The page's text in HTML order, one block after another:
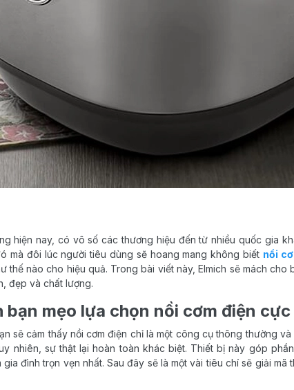
hiện nay, có vô số các thương hiệu đến từ nhiều quốc gia
mà đôi lúc người tiêu dùng sẽ hoang mang không biết nồi
thế nào cho hiệu quả. Trong bài viết này, Elmich sẽ mách cho
đẹp và chất lượng.
bạn mẹo lựa chọn nồi cơm điện cực
sẽ cảm thấy nồi cơm điện chỉ là một công cụ thông thường
nhiên, sự thật lại hoàn toàn khác biệt. Thiết bị này góp
gia đình trọn vẹn nhất. Sau đây sẽ là một vài tiêu chí sẽ giải mã